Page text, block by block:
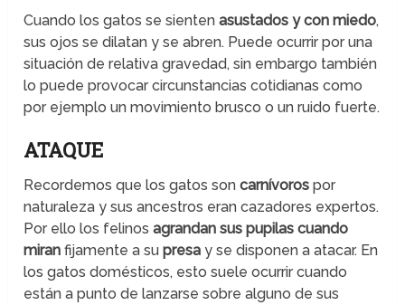
Cuando los gatos se sientenasustados y con miedo,
sus ojos se dilatan y se abren. Puede ocurrir por una
situación de relativa gravedad, sin embargo también
lo puede provocar circunstancias cotidianas como
por ejemplo un movimiento brusco o un ruido fuerte.
ATAQUE
Recordemos que los gatos soncarnívorospor
naturaleza y sus ancestros eran cazadores expertos.
Por ello los felinosagrandan sus pupilas cuando
miranfijamente a supresay se disponen a atacar. En
los gatos domésticos, esto suele ocurrir cuando
están a punto de lanzarse sobre alguno de sus